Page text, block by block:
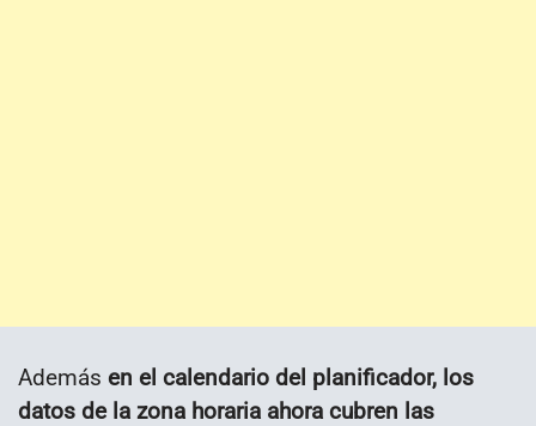
Además en el calendario del planificador, los
datos de la zona horaria ahora cubren las